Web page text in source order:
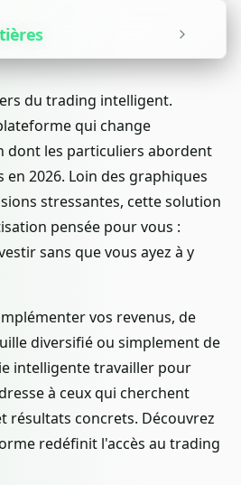
du trading intelligent.
qui change
dont les particuliers abordent
en 2026. Loin des graphiques
stressantes, cette solution
pensée pour vous :
sans que vous ayez à y
vos revenus, de
diversifié ou simplement de
intelligente travailler pour
à ceux qui cherchent
résultats concrets. Découvrez
redéfinit l'accès au trading